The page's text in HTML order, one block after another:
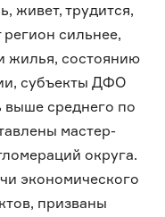
живет, трудится,
сильнее,
жилья, состоянию
субъекты ДФО
среднего по
мастер-
округа.
экономического
призваны